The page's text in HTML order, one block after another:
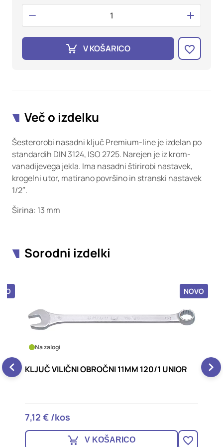
V KOŠARICO
Več o izdelku
Šesterorobi nasadni ključ Premium-line je izdelan po
standardih DIN 3124, ISO 2725. Narejen je iz krom-
vanadijevega jekla. Ima nasadni štirirobi nastavek,
krogelni utor, matirano površino in stranski nastavek
1/2″.
Širina: 13 mm
Sorodni izdelki
NOVO
Na zalogi
KLJUČ VILIČASTI 20X22MM 110/1 UNIOR
8,44 € /kos
V KOŠARICO
vaših interesov, ki ga nato uporabijo za prikazovanje ustreznih
zavrnete uporabo teh piškotkov, ne boste deležni našega
ciljnega spletnega oglaševanja.